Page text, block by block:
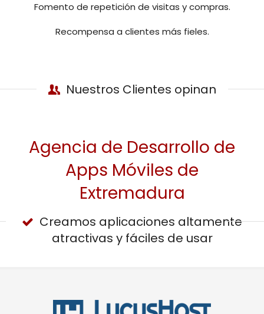
Fomento de repetición de visitas y compras.
Recompensa a clientes más fieles.
Nuestros Clientes opinan
Agencia de Desarrollo de
Apps Móviles de
Extremadura
Creamos aplicaciones altamente
atractivas y fáciles de usar